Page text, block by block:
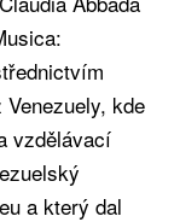
kde
vzdělávací
a který dal